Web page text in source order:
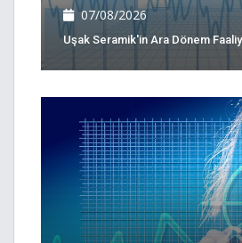
07/08/2026
Uşak Seramik'in Ara Dönem